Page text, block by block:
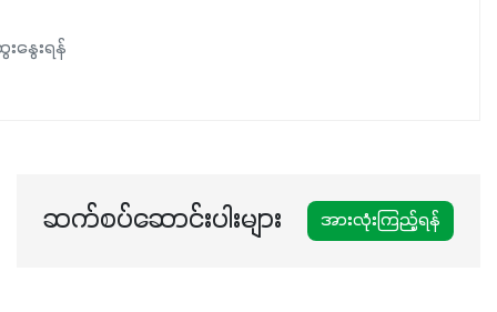
နွေးရန်
ဆက်စပ်ဆောင်းပါးများ အားလုံးကြည့်ရန်